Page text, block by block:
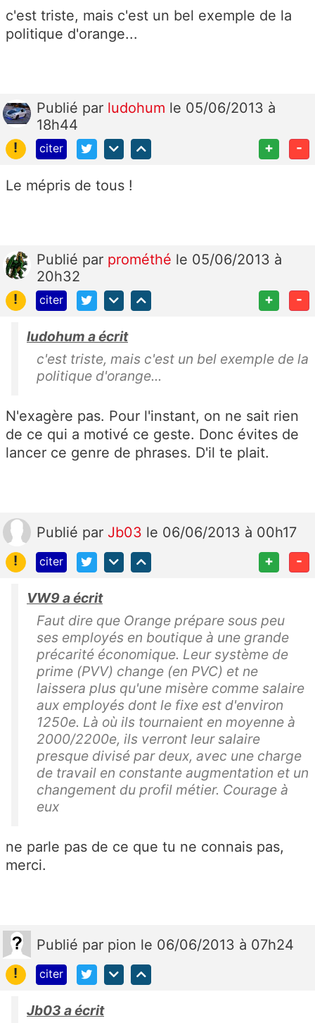
c'est triste, mais c'est un bel exemple de la
politique d'orange...
Publié par ludohum le 05/06/2013 à
18h44
!
citer + -
Le mépris de tous !
Publié par prométhé le 05/06/2013 à
20h32
!
citer + -
ludohum a écrit
c'est triste, mais c'est un bel exemple de la
politique d'orange...
N'exagère pas. Pour l'instant, on ne sait rien
de ce qui a motivé ce geste. Donc évites de
lancer ce genre de phrases. D'il te plait.
Publié par Jb03 le 06/06/2013 à 00h17
!
citer + -
VW9 a écrit
Faut dire que Orange prépare sous peu
ses employés en boutique à une grande
précarité économique. Leur système de
prime (PVV) change (en PVC) et ne
laissera plus qu'une misère comme salaire
aux employés dont le fixe est d'environ
1250e. Là où ils tournaient en moyenne à
2000/2200e, ils verront leur salaire
presque divisé par deux, avec une charge
de travail en constante augmentation et un
changement du profil métier. Courage à
eux
ne parle pas de ce que tu ne connais pas,
merci.
Publié par pion le 06/06/2013 à 07h24
!
citer
Jb03 a écrit